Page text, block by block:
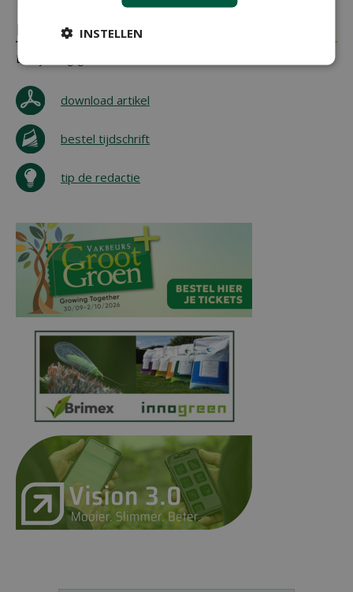
REACTIES
Er zijn nog geen reacties.
download artikel
bestel tijdschrift
tip de redactie
INSTELLEN